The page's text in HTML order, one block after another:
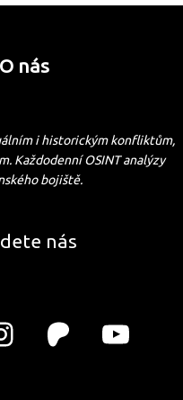
O nás
i historickým konfliktům,
Každodenní OSINT analýzy
bojiště.
nás